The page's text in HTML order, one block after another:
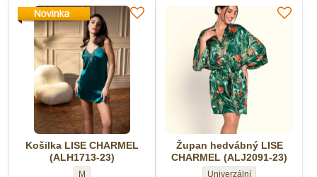
(ALJ1030-
13)
-
Velikost:
(ALJ1030-
13)
-
Velikost:
(ALJ1030-
13)
-
Velikost:
-
Velikost:
Košilka LISE CHARMEL
(ALH1713-23)
Košilka
M
Župan hedvábný LISE
CHARMEL (ALJ2091-23)
Župan
Univerzální